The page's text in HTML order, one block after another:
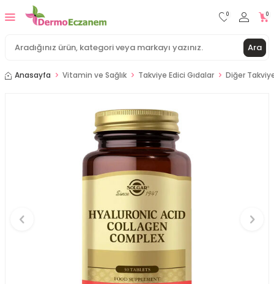
Ara
0 0
Anasayfa Vitamin ve Sağlık Takviye Edici Gıdalar Diğer